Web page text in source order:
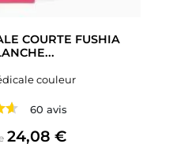
COURTE FUSHIA
couleur
60 avis
Prix
24,08 €